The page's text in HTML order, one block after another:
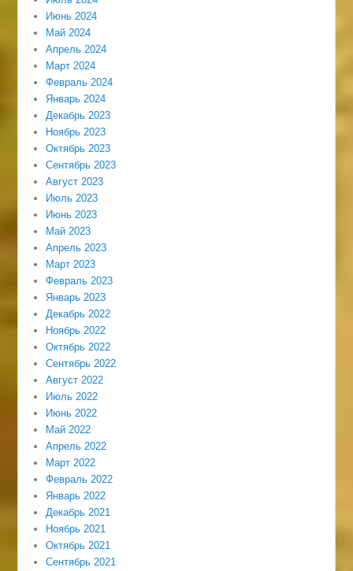
Июнь 2024
Май 2024
Апрель 2024
Март 2024
Февраль 2024
Январь 2024
Декабрь 2023
Ноябрь 2023
Октябрь 2023
Сентябрь 2023
Август 2023
Июль 2023
Июнь 2023
Май 2023
Апрель 2023
Март 2023
Февраль 2023
Январь 2023
Декабрь 2022
Ноябрь 2022
Октябрь 2022
Сентябрь 2022
Август 2022
Июль 2022
Июнь 2022
Май 2022
Апрель 2022
Март 2022
Февраль 2022
Январь 2022
Декабрь 2021
Ноябрь 2021
Октябрь 2021
Сентябрь 2021